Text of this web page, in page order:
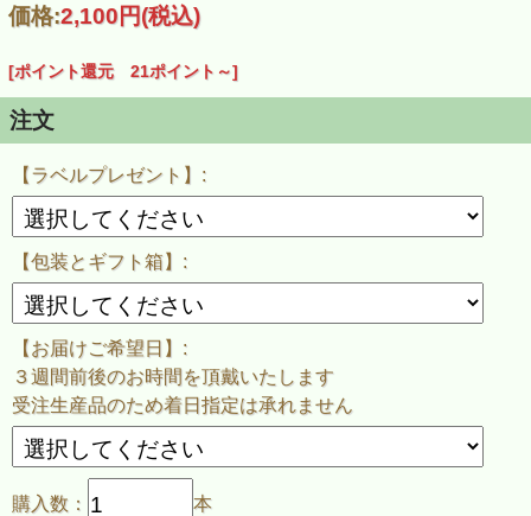
この商品のラベルデザインは、[小川ナオ]氏
ト致します！
※ご注文時に選択して下さい。
発送までに３週間から４週間程お時間を頂戴致します。
正式な発送日につきましては、ご注文後に当店よりメールで
※ご決済方法を『銀行振込』でご選択いただいた場合は御入
金確認後から１～２週間後のお届けとなります。
※完全受注生産品の為、お届け日をご指定いただいても
指定日までのお届けが難しい場合が御座います。
価格:2,100円(税込)
[ポイント還元 21ポイント～]
注文
【ラベルプレゼント】:
【包装とギフト箱】:
【お届けご希望日】:
３週間前後のお時間を頂戴いたします
受注生産品のため着日指定は承れません
購入数： 本